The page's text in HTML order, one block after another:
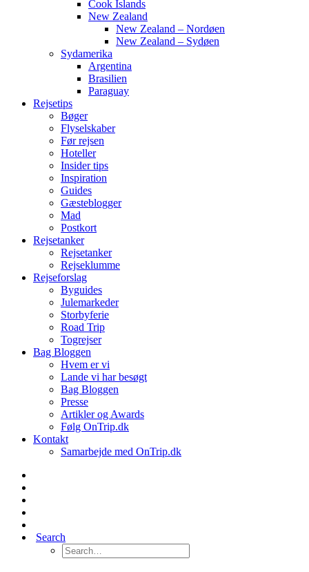
Cook Islands
New Zealand
New Zealand – Nordøen
New Zealand – Sydøen
Sydamerika
Argentina
Brasilien
Paraguay
Rejsetips
Bøger
Flyselskaber
Før rejsen
Hoteller
Insider tips
Inspiration
Guides
Gæsteblogger
Mad
Postkort
Rejsetanker
Rejsetanker
Rejseklumme
Rejseforslag
Byguides
Julemarkeder
Storbyferie
Road Trip
Togrejser
Bag Bloggen
Hvem er vi
Lande vi har besøgt
Bag Bloggen
Presse
Artikler og Awards
Følg OnTrip.dk
Kontakt
Samarbejde med OnTrip.dk
Search